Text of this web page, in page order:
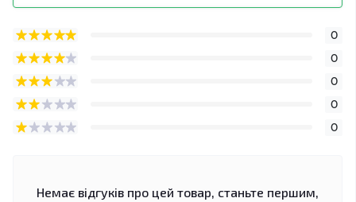
0
0
0
0
0
Немає відгуків про цей товар, станьте першим,